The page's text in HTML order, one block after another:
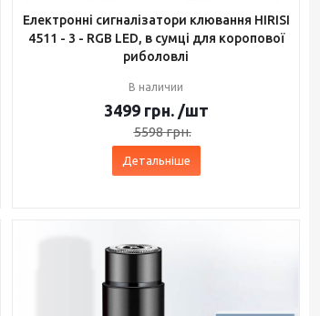
Електронні сигналізатори клювання HIRISI
4511 - 3 - RGB LED, в сумці для коропової
риболовлі
В наличии
3499 грн. /шт
5598грн.
Детальніше